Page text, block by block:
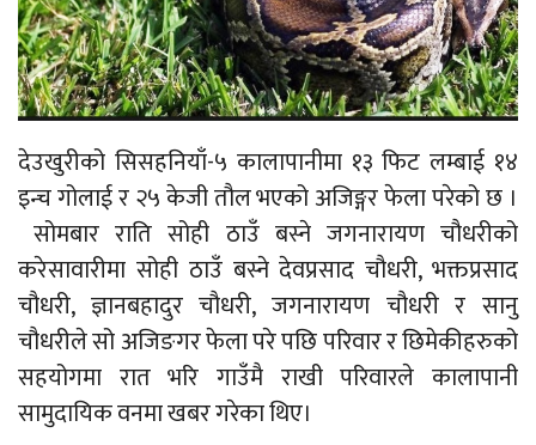
देउखुरीको सिसहनियाँ-५ कालापानीमा १३ फिट लम्बाई १४
इन्च गोलाई र २५ केजी तौल भएको अजिङ्गर फेला परेको छ ।
सोमबार राति सोही ठाउँ बस्ने जगनारायण चौधरीको
करेसावारीमा सोही ठाउँ बस्ने देवप्रसाद चौधरी, भक्तप्रसाद
चौधरी, ज्ञानबहादुर चौधरी, जगनारायण चौधरी र सानु
चौधरीले सो अजिङगर फेला परे पछि परिवार र छिमेकीहरुको
सहयोगमा रात भरि गाउँमै राखी परिवारले कालापानी
सामुदायिक वनमा खबर गरेका थिए।